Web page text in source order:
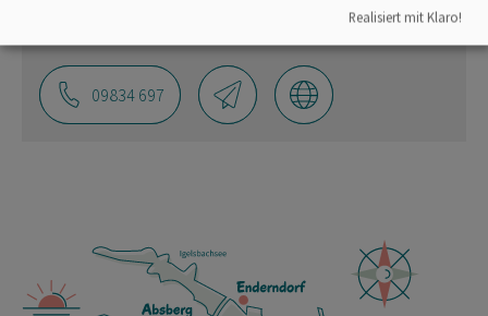
09834 697
Realisiert mit Klaro!